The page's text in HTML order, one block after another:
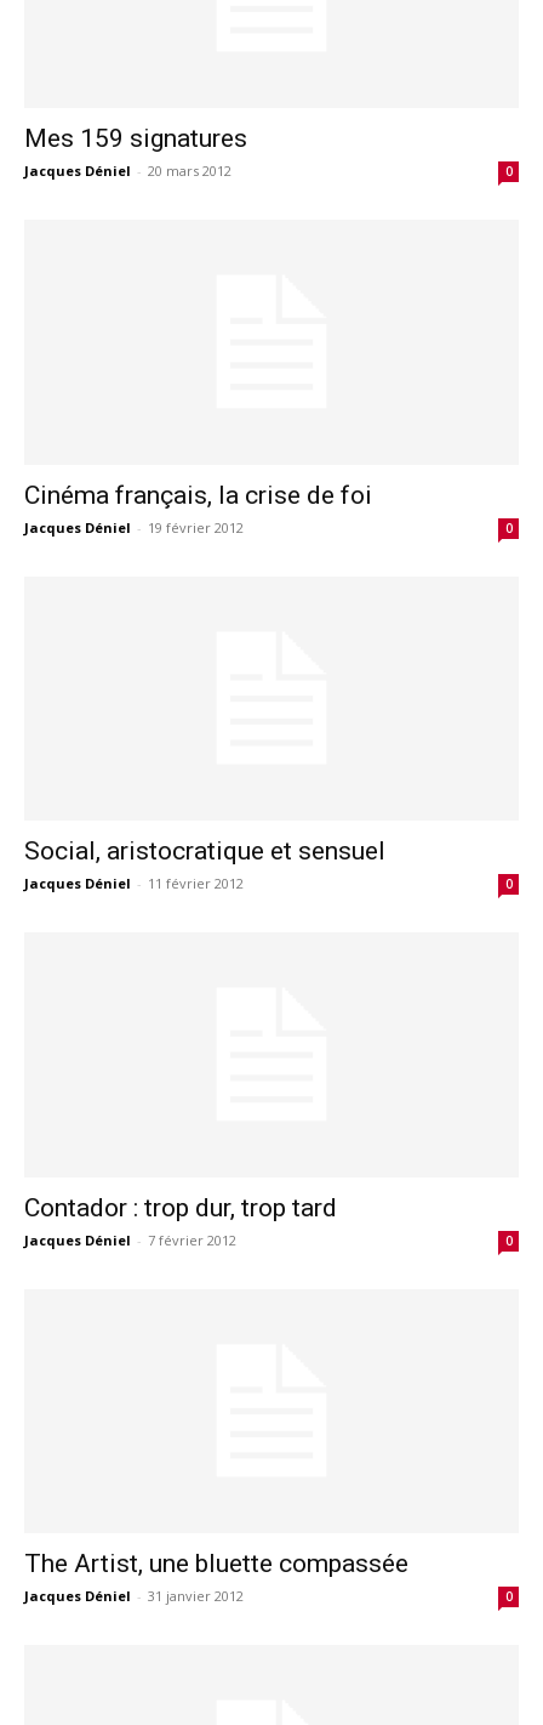
Mes 159 signatures
Jacques Déniel - 20 mars 2012 0
Cinéma français, la crise de foi
Jacques Déniel - 19 février 2012 0
Social, aristocratique et sensuel
Jacques Déniel - 11 février 2012 0
Contador : trop dur, trop tard
Jacques Déniel - 7 février 2012 0
The Artist, une bluette compassée
Jacques Déniel - 31 janvier 2012 0